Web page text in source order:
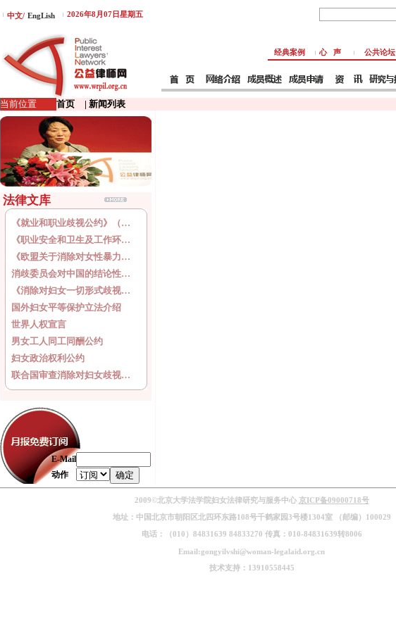
中文/ EngLish 2026年8月07日星期五
经典案例 心 声 公共论坛
当前位置 首页 | 新闻列表
法律文库
《就业和职业歧视公约》（…
《职业安全和卫生及工作环…
《欧盟关于消除对女性暴力…
消歧委员会对中国的结论性…
《消除对妇女一切形式歧视…
国外妇女平等保护立法介绍
世界人权宣言
男女工人同工同酬公约
妇女政治权利公约
联合国审查消除对妇女歧视…
E-Mail
动作
2009©北京大学法学院妇女法律研究与服务中心 京ICP备09000718号
地址：中国北京市朝阳区北四环东路108号千鹤家园3号楼1304室 （邮编）100029
电话：（010）84831639 84833270 传真：010-84831639转8006
Email:gongyilvshi@woman-legalaid.org.cn
技术支持：13910558445